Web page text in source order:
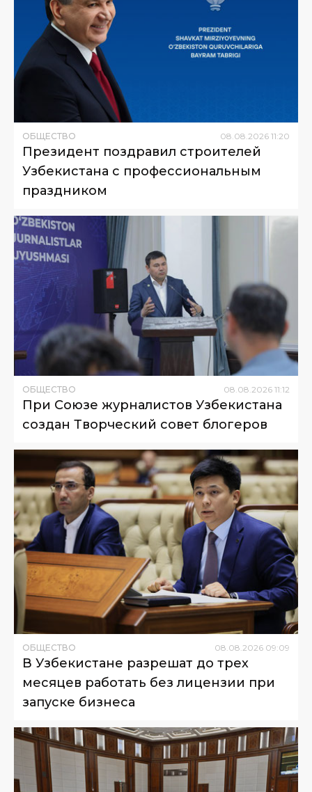
ОБЩЕСТВО 08.08.2026 11:20
Президент поздравил строителей
Узбекистана с профессиональным
праздником
ОБЩЕСТВО 08 08 2026 11:12
При Союзе журналистов Узбекистана
создан Творческий совет блогеров
ОБЩЕСТВО 08 08 2026 09:09
В Узбекистане разрешат до трех
месяцев работать без лицензии при
запуске бизнеса